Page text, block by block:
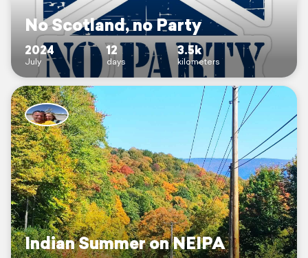
No Scotland, no Party
2024
July
12
days
3.5k
kilometers
Indian Summer on NEIPA